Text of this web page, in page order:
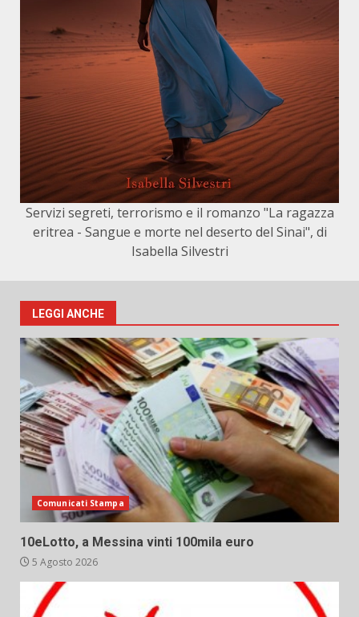
Servizi segreti, terrorismo e il romanzo "La ragazza
eritrea - Sangue e morte nel deserto del Sinai", di
Isabella Silvestri
LEGGI ANCHE
Comunicati Stampa
10eLotto, a Messina vinti 100mila euro
5 Agosto 2026